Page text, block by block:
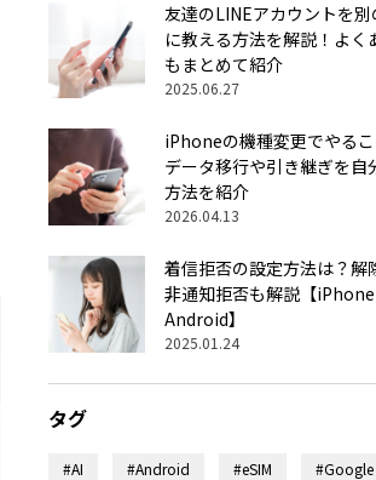
友達のLINEアカウントを
に教える方法を解説！よく
もまとめて紹介
2025.06.27
iPhoneの機種変更でやるこ
データ移行や引き継ぎを自
方法を紹介
2026.04.13
着信拒否の設定方法は？解
非通知拒否も解説【iPhone
Android】
2025.01.24
タグ
#AI #Android #eSIM #Google